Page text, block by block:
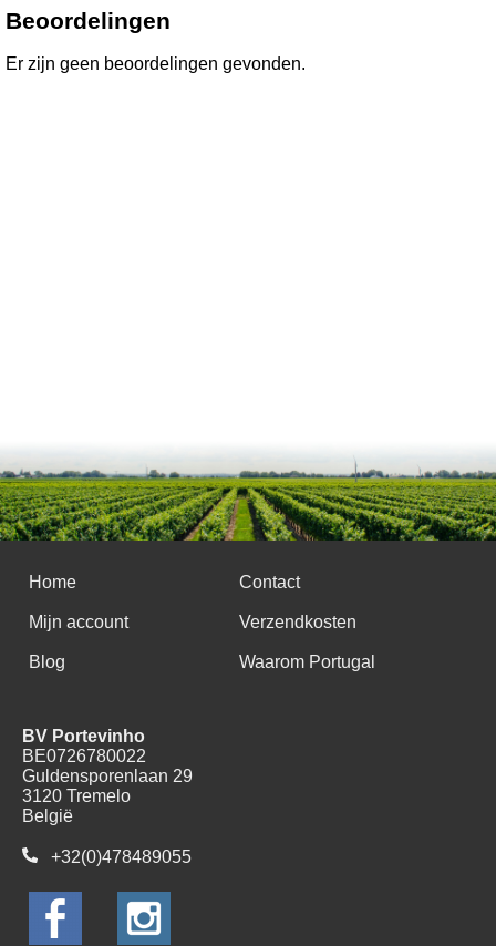
Toevoegen aan winkelwagen
Beoordelingen
Er zijn geen beoordelingen gevonden.
Home Contact
Mijn account Verzendkosten
Blog Waarom Portugal
BV Portevinho
BE0726780022
Guldensporenlaan 29
3120 Tremelo
België
+32(0)478489055